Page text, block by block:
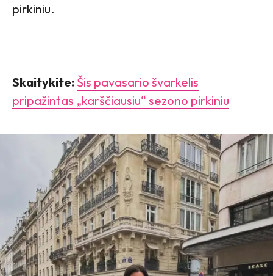
pirkiniu.
Skaitykite: Šis pavasario švarkelis
pripažintas „karščiausiu“ sezono pirkiniu